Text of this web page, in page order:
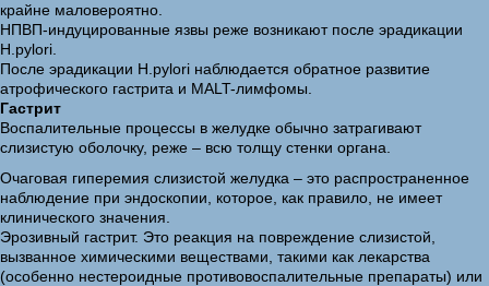
крайне маловероятно.
НПВП-индуцированные язвы реже возникают после эрадикации
H.pylori.
После эрадикации H.pylori наблюдается обратное развитие
атрофического гастрита и MALT-лимфомы.
Гастрит
Воспалительные процессы в желудке обычно затрагивают
слизистую оболочку, реже – всю толщу стенки органа.
Очаговая гиперемия слизистой желудка – это распространенное
наблюдение при эндоскопии, которое, как правило, не имеет
клинического значения.
Эрозивный гастрит. Это реакция на повреждение слизистой,
вызванное химическими веществами, такими как лекарства
(особенно нестероидные противовоспалительные препараты) или